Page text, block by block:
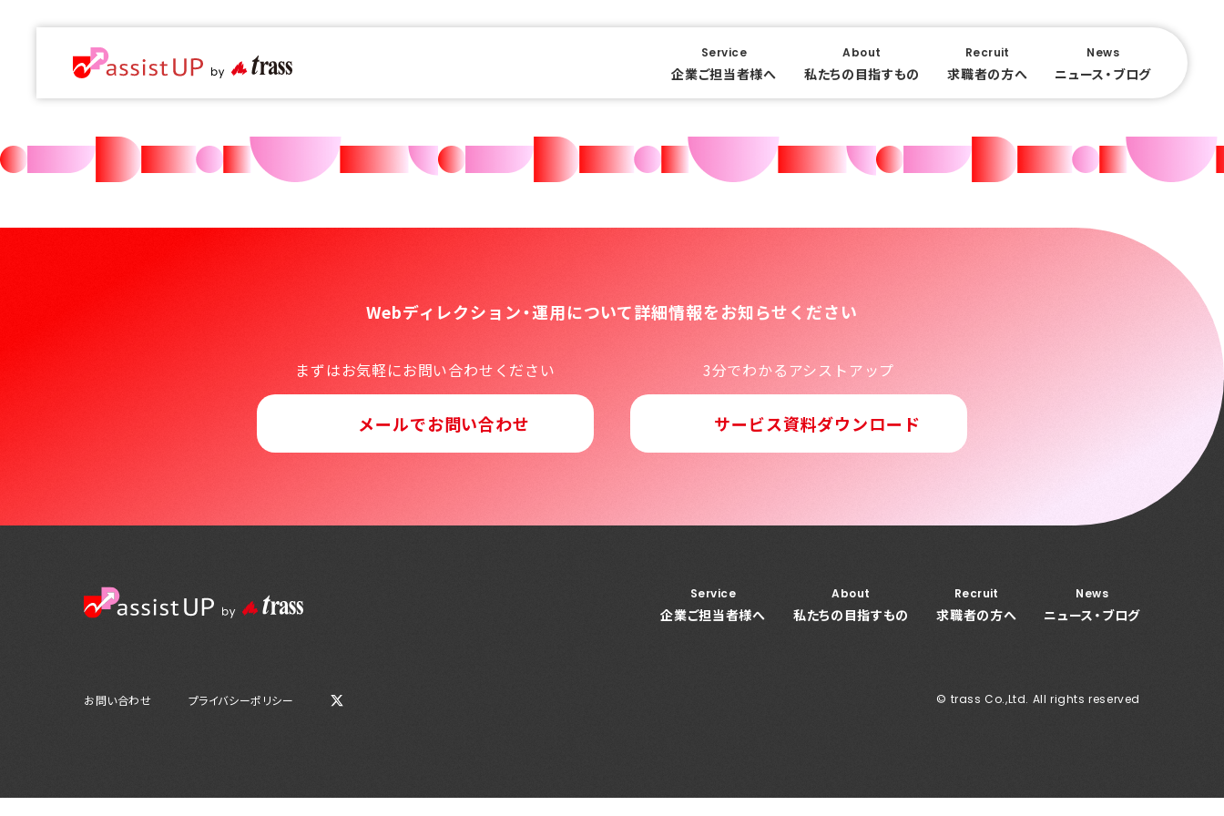
Service
企業ご担当者様へ
About
私たちの目指すもの
Recruit
求職者の方へ
News
ニュース・ブログ
Webディレクション・運用について詳細情報をお知らせください
まずはお気軽にお問い合わせください
メールでお問い合わせ
3分でわかるアシストアップ
サービス資料ダウンロード
Service
企業ご担当者様へ
About
私たちの目指すもの
Recruit
求職者の方へ
News
ニュース・ブログ
お問い合わせ プライバシーポリシー © trass Co.,Ltd. All rights reserved